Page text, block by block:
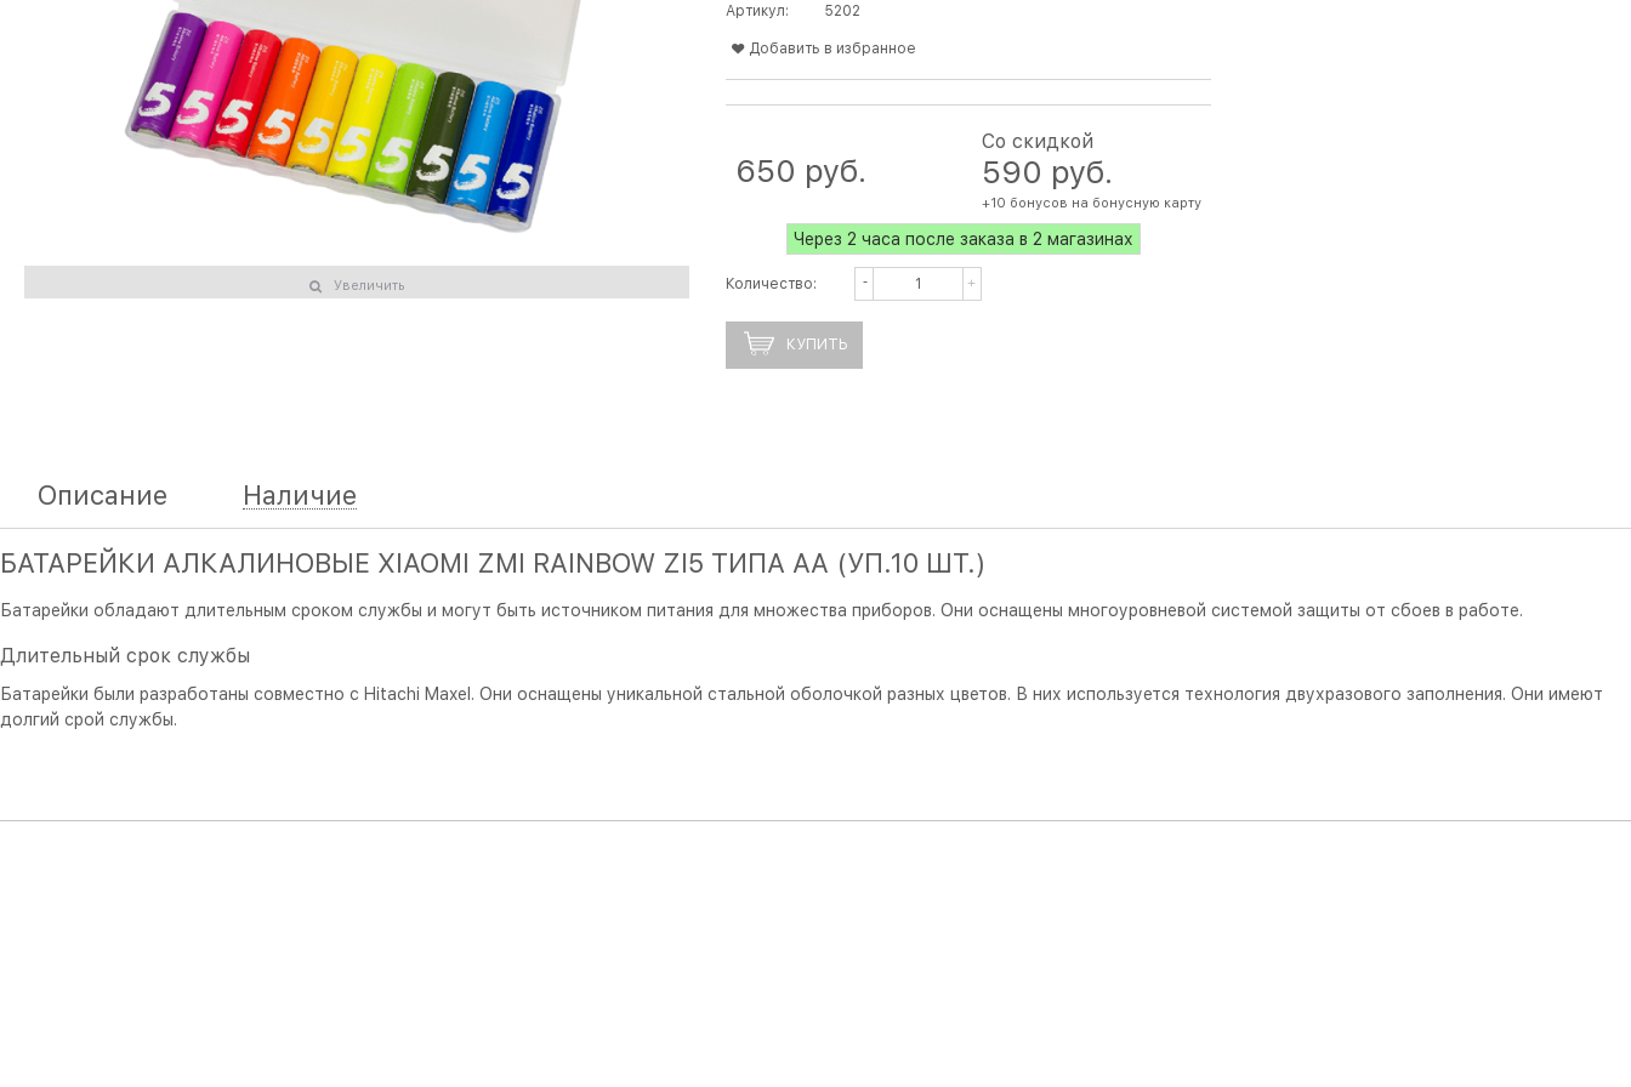
Увеличить
Артикул: 5202
Добавить в избранное
590 руб.
+10 бонусов на бонусную карту
Со скидкой
650 руб.
Через 2 часа после заказа в 2 магазинах
Количество:
КУПИТЬ
Описание Наличие
БАТАРЕЙКИ АЛКАЛИНОВЫЕ XIAOMI ZMI RAINBOW ZI5 ТИПА AA (УП.10 ШТ.)
Батарейки обладают длительным сроком службы и могут быть источником питания для множества приборов. Они оснащены многоуровневой системой защиты от сбоев в работе.
Длительный срок службы
Батарейки были разработаны совместно с Hitachi Maxel. Они оснащены уникальной стальной оболочкой разных цветов. В них используется технология двухразового заполнения. Они имеют
долгий срой службы.